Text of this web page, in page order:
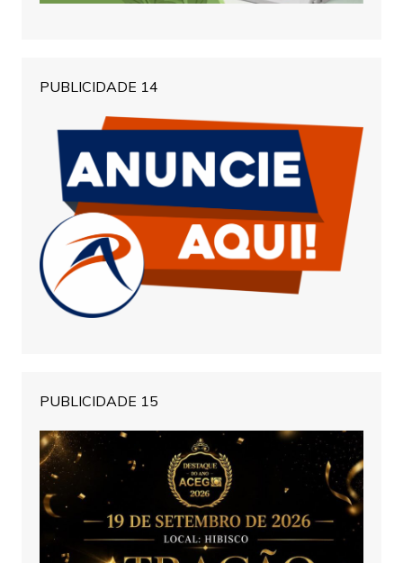
PUBLICIDADE 14
PUBLICIDADE 15